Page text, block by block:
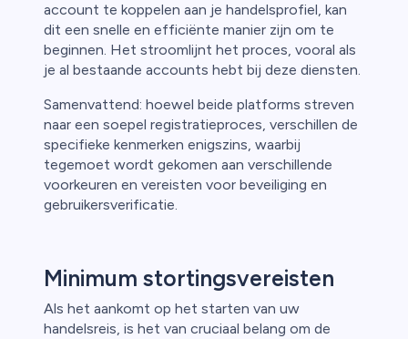
account te koppelen aan je handelsprofiel, kan
dit een snelle en efficiënte manier zijn om te
beginnen. Het stroomlijnt het proces, vooral als
je al bestaande accounts hebt bij deze diensten.
Samenvattend: hoewel beide platforms streven
naar een soepel registratieproces, verschillen de
specifieke kenmerken enigszins, waarbij
tegemoet wordt gekomen aan verschillende
voorkeuren en vereisten voor beveiliging en
gebruikersverificatie.
Minimum stortingsvereisten
Als het aankomt op het starten van uw
handelsreis, is het van cruciaal belang om de